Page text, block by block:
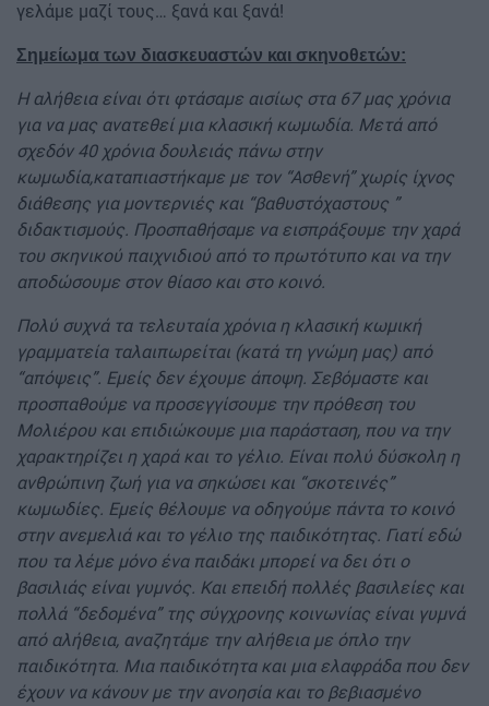
γελάμε μαζί τους… ξανά και ξανά!
Σημείωμα των διασκευαστών και σκηνοθετών:
Η αλήθεια είναι ότι φτάσαμε αισίως στα 67 μας χρόνια
για να μας ανατεθεί μια κλασική κωμωδία. Μετά από
σχεδόν 40 χρόνια δουλειάς πάνω στην
κωμωδία,καταπιαστήκαμε με τον “Ασθενή” χωρίς ίχνος
διάθεσης για μοντερνιές και “βαθυστόχαστους ”
διδακτισμούς. Προσπαθήσαμε να εισπράξουμε την χαρά
του σκηνικού παιχνιδιού από το πρωτότυπο και να την
αποδώσουμε στον θίασο και στο κοινό.
Πολύ συχνά τα τελευταία χρόνια η κλασική κωμική
γραμματεία ταλαιπωρείται (κατά τη γνώμη μας) από
“απόψεις”. Εμείς δεν έχουμε άποψη. Σεβόμαστε και
προσπαθούμε να προσεγγίσουμε την πρόθεση του
Μολιέρου και επιδιώκουμε μια παράσταση, που να την
χαρακτηρίζει η χαρά και το γέλιο. Είναι πολύ δύσκολη η
ανθρώπινη ζωή για να σηκώσει και “σκοτεινές”
κωμωδίες. Εμείς θέλουμε να οδηγούμε πάντα το κοινό
στην ανεμελιά και το γέλιο της παιδικότητας. Γιατί εδώ
που τα λέμε μόνο ένα παιδάκι μπορεί να δει ότι ο
βασιλιάς είναι γυμνός. Και επειδή πολλές βασιλείες και
πολλά “δεδομένα” της σύγχρονης κοινωνίας είναι γυμνά
από αλήθεια, αναζητάμε την αλήθεια με όπλο την
παιδικότητα. Μια παιδικότητα και μια ελαφράδα που δεν
έχουν να κάνουν με την ανοησία και το βεβιασμένο